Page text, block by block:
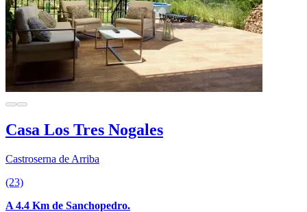
Casa Los Tres Nogales
Castroserna de Arriba
(23)
A 4.4 Km de Sanchopedro.